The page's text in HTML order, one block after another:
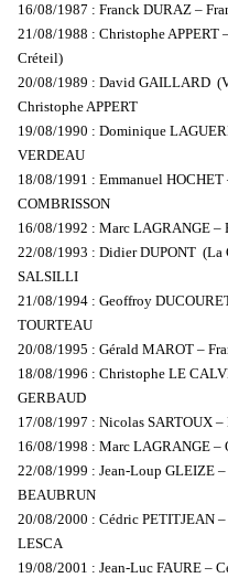
16/08/1987 : Franck DURAZ –
21/08/1988 : Christophe APPERT
Créteil)
20/08/1989 : David GAILLARD
Christophe APPERT
19/08/1990 : Dominique
VERDEAU
18/08/1991 : Emmanuel
COMBRISSON
16/08/1992 : Marc LAGRANGE
22/08/1993 : Didier DUPONT (La
SALSILLI
21/08/1994 : Geoffroy
TOURTEAU
20/08/1995 : Gérald MAROT –
18/08/1996 : Christophe LE
GERBAUD
17/08/1997 : Nicolas SARTOUX
16/08/1998 : Marc LAGRANGE
22/08/1999 : Jean-Loup GLEIZE
BEAUBRUN
20/08/2000 : Cédric PETITJEAN
LESCA
19/08/2001 : Jean-Luc FAURE –